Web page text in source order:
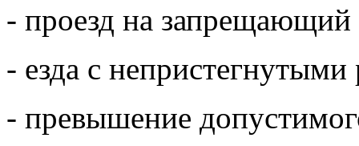
- проезд на запрещающий
- езда с
- превышение